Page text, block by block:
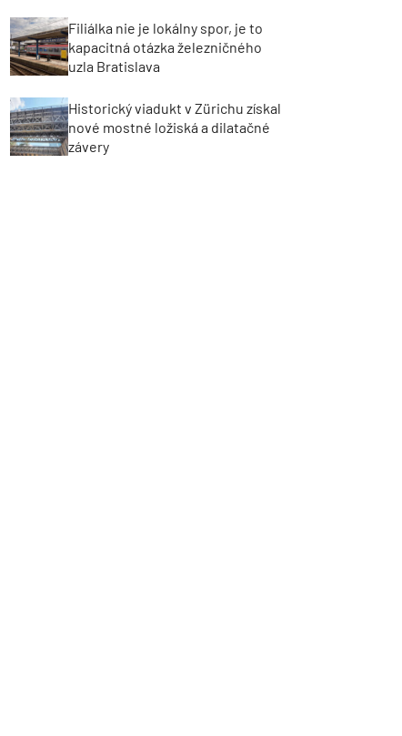
Filiálka nie je lokálny spor, je to
kapacitná otázka železničného
uzla Bratislava
Historický viadukt v Zürichu získal
nové mostné ložiská a dilatačné
závery